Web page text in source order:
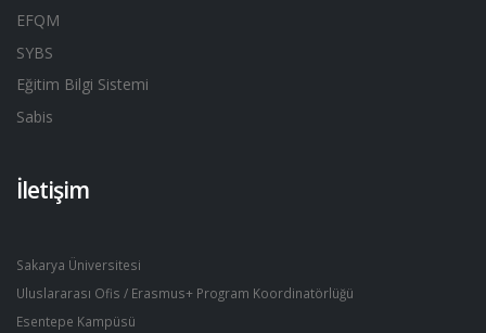
EFQM
SYBS
Eğitim Bilgi Sistemi
Sabis
İletişim
Sakarya Üniversitesi
Uluslararası Ofis / Erasmus+ Program Koordinatörlüğü
Esentepe Kampüsü